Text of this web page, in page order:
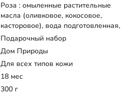
Роза : омыленные растительные
масла (оливковое, кокосовое,
касторовое), вода подготовленная,
масло шиповника, отвар марены
красильной, экстракт розы, эфирные
масла герани, розы; витамин Е,
кармин. Винное : омыленные
растительные масла (оливковое,
кокосовое, касторовое), вода
Развернуть состав
Подарочный набор
Дом Природы
Для всех типов кожи
18 мес
300 г